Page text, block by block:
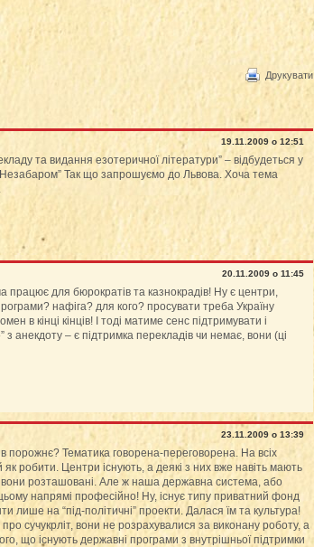
Друкувати
19.11.2009 о 12:51
та видання езотеричної літератури” – відбудеться у
Так що запрошуємо до Львова. Хоча тема
20.11.2009 о 11:45
працює для бюрократів та казнокрадів! Ну є центри,
нафіга? для кого? просувати треба Україну
в кінці кінців! І тоді матиме сенс підтримувати і
анекдоту – є підтримка перекладів чи немає, вони (ці
23.11.2009 о 13:39
порожнє? Тематика говорена-переговорена. На всіх
робити. Центри існують, а деякі з них вже навіть мають
вони розташовані. Але ж наша державна система, або
напрямі професійно! Ну, існує типу приватний фонд
лише на “під-політичні” проекти. Далася їм та культура!
сучукрліт, вони не розрахувалися за виконану роботу, а
що існують державні програми з внутрішньої підтримки